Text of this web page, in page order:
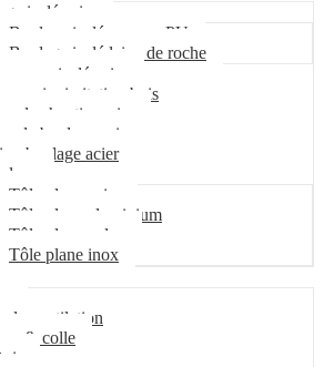
isolé acier
Bardage isolé mousse PU
Bardage isolé laine de roche
non isolé acier
acier imitation bois
de chantier acier
de bardage acier
bardage acier
Tôle plane acier
Tôle plane aluminium
Tôle plane galva
Tôle plane inox
de ventilation
& colle